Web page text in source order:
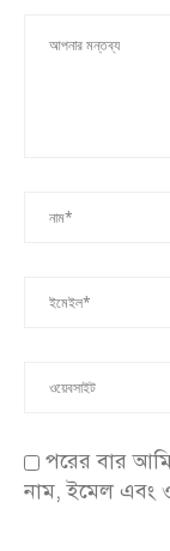
পরের বার
নাম, ইমেল এবং